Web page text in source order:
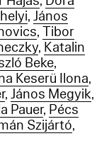
,János
,Tibor
, Katalin
Beke,
Keserü Ilona,
,János Megyik,
Pauer, Pécs
Szijártó,